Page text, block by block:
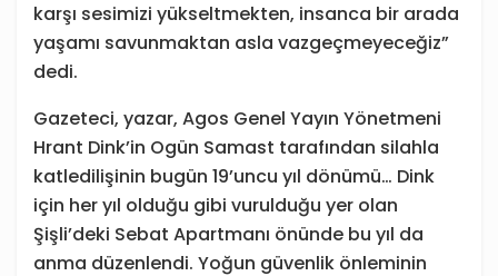
karşı sesimizi yükseltmekten, insanca bir arada
yaşamı savunmaktan asla vazgeçmeyeceğiz”
dedi.
Gazeteci, yazar, Agos Genel Yayın Yönetmeni
Hrant Dink’in Ogün Samast tarafından silahla
katledilişinin bugün 19’uncu yıl dönümü… Dink
için her yıl olduğu gibi vurulduğu yer olan
Şişli’deki Sebat Apartmanı önünde bu yıl da
anma düzenlendi. Yoğun güvenlik önleminin